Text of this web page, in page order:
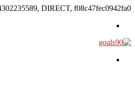
DIRECT, f08c47fec0942fa0